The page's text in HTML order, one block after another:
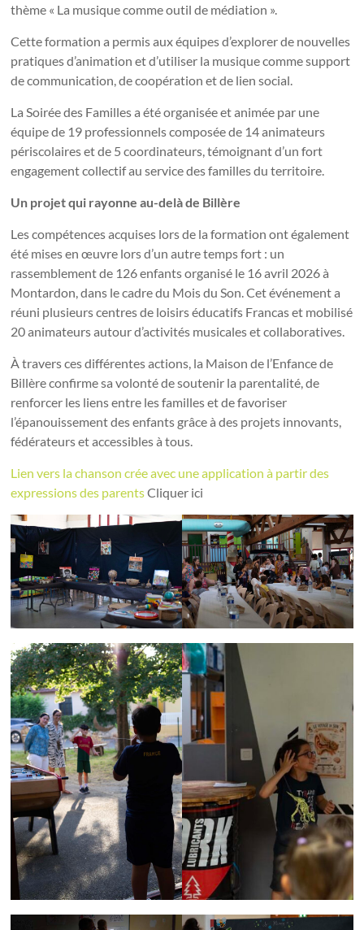
thème « La musique comme outil de médiation ».
Cette formation a permis aux équipes d’explorer de nouvelles
pratiques d’animation et d’utiliser la musique comme support
de communication, de coopération et de lien social.
La Soirée des Familles a été organisée et animée par une
équipe de 19 professionnels composée de 14 animateurs
périscolaires et de 5 coordinateurs, témoignant d’un fort
engagement collectif au service des familles du territoire.
Un projet qui rayonne au-delà de Billère
Les compétences acquises lors de la formation ont également
été mises en œuvre lors d’un autre temps fort : un
rassemblement de 126 enfants organisé le 16 avril 2026 à
Montardon, dans le cadre du Mois du Son. Cet événement a
réuni plusieurs centres de loisirs éducatifs Francas et mobilisé
20 animateurs autour d’activités musicales et collaboratives.
À travers ces différentes actions, la Maison de l’Enfance de
Billère confirme sa volonté de soutenir la parentalité, de
renforcer les liens entre les familles et de favoriser
l’épanouissement des enfants grâce à des projets innovants,
fédérateurs et accessibles à tous.
Lien vers la chanson crée avec une application à partir des
expressions des parentsCliquer ici